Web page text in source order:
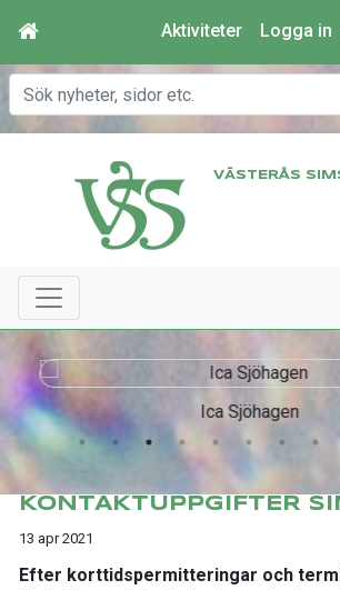
Aktiviteter Logga in
VÄSTERÅS
Ica Sjöhagen
KONTAKTUPPGIFTER
13 apr 2021
Efter korttidspermitteringar och